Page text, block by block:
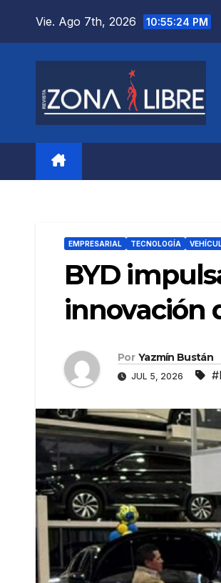
Vie. Ago 7th, 2026 10:55:25 PM
EMPRESARIAL TECNOLOGÍA
BYD
innovación
Por Yazmín Bustán
JUL 5, 2026